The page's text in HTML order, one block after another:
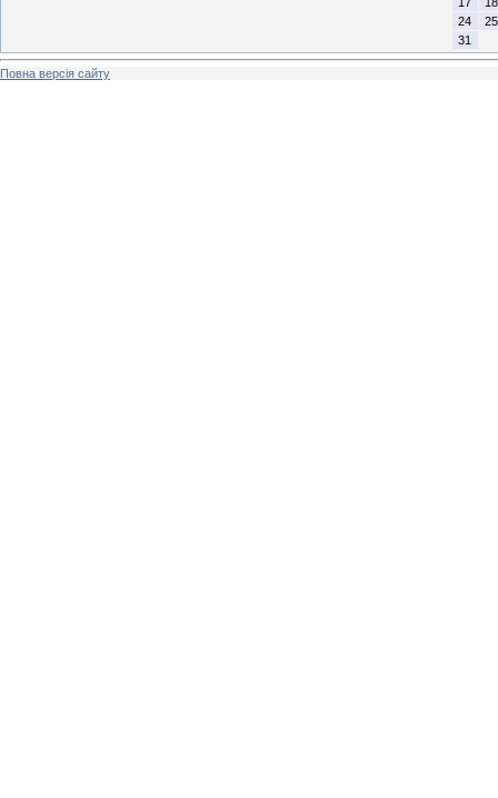
24
25
31
Повна версія сайту